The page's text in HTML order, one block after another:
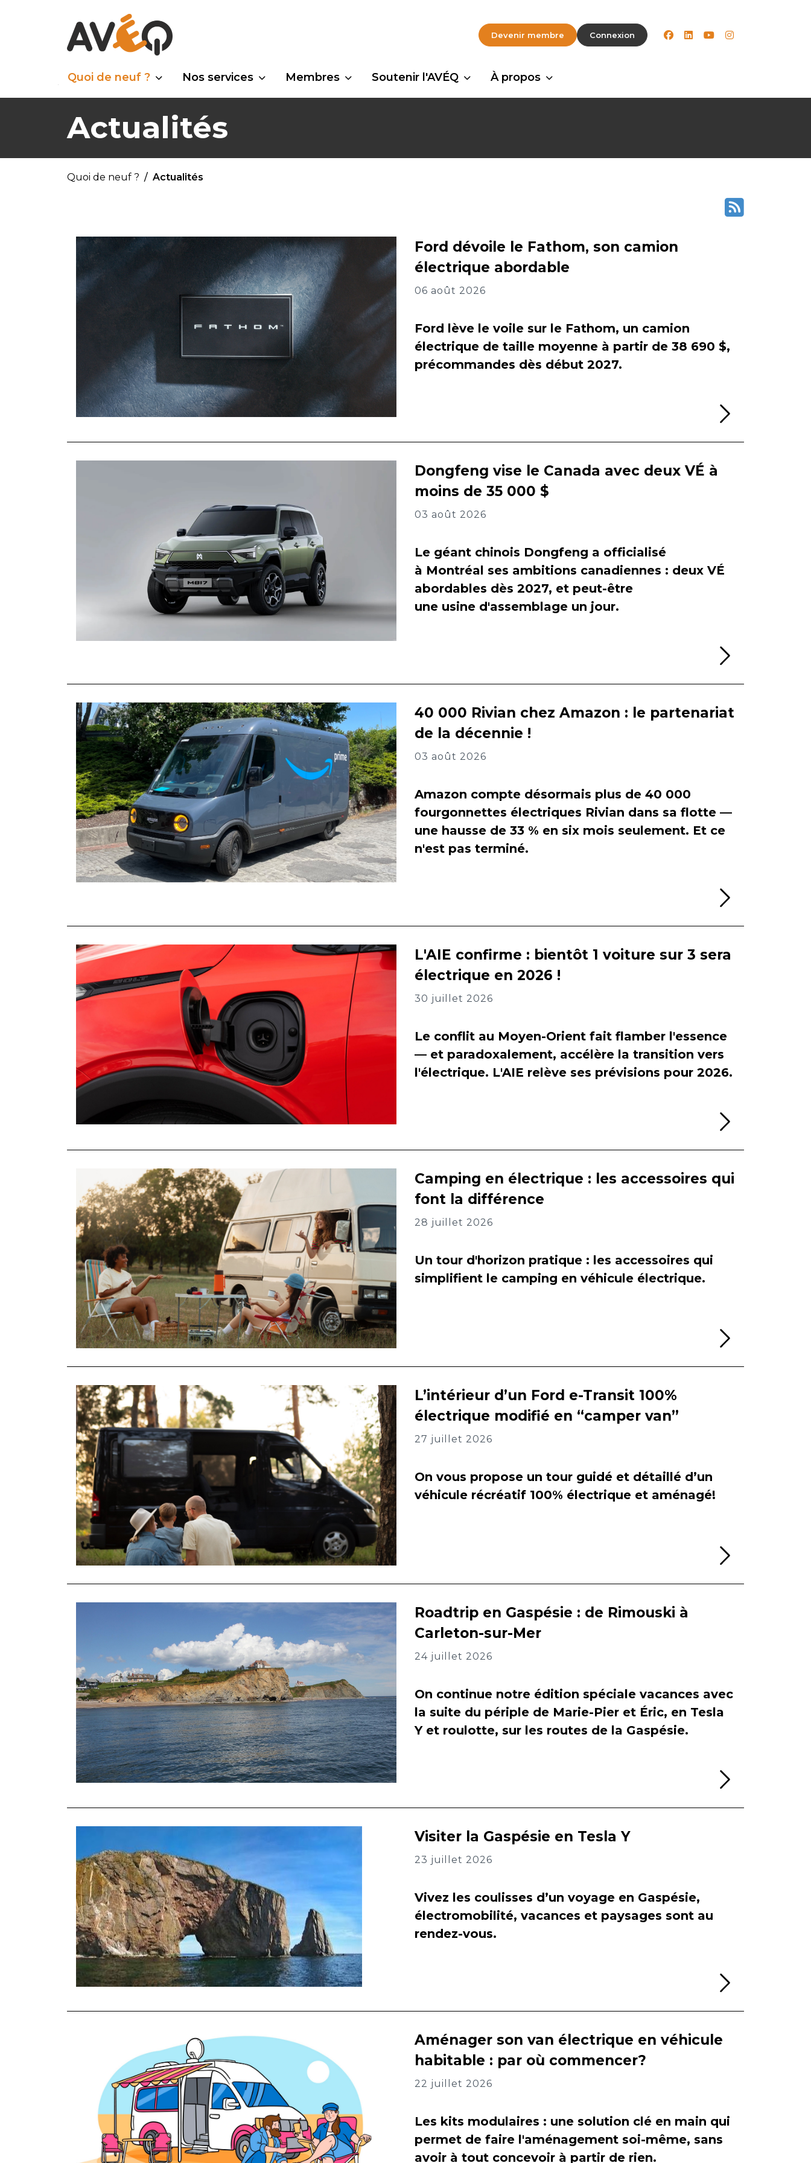
Devenir membre Connexion facebook
linkedinyoutubeinstagram
Quoi de neuf ? Nos services Membres Soutenir l'AVÉQ À propos
Actualités
Quoi de neuf ? Actualités
Ford dévoile le Fathom, son camion
électrique abordable
06 août 2026
Ford lève le voile sur le Fathom, un camion
électrique de taille moyenne à partir de 38 690 $,
précommandes dès début 2027.
Dongfeng vise le Canada avec deux VÉ à
moins de 35 000 $
03 août 2026
Le géant chinois Dongfeng a officialisé
à Montréal ses ambitions canadiennes : deux VÉ
abordables dès 2027, et peut-être
une usine d'assemblage un jour.
40 000 Rivian chez Amazon : le partenariat
de la décennie !
03 août 2026
Amazon compte désormais plus de 40 000
fourgonnettes électriques Rivian dans sa flotte —
une hausse de 33 % en six mois seulement. Et ce
n'est pas terminé.
L'AIE confirme : bientôt 1 voiture sur 3 sera
électrique en 2026 !
30 juillet 2026
Le conflit au Moyen-Orient fait flamber l'essence
— et paradoxalement, accélère la transition vers
l'électrique. L'AIE relève ses prévisions pour 2026.
Camping en électrique : les accessoires qui
font la différence
28 juillet 2026
Un tour d'horizon pratique : les accessoires qui
simplifient le camping en véhicule électrique.
L’intérieur d’un Ford e-Transit 100%
électrique modifié en “camper van”
27 juillet 2026
On vous propose un tour guidé et détaillé d’un
véhicule récréatif 100% électrique et aménagé!
Roadtrip en Gaspésie : de Rimouski à
Carleton-sur-Mer
24 juillet 2026
On continue notre édition spéciale vacances avec
la suite du périple de Marie-Pier et Éric, en Tesla
Y et roulotte, sur les routes de la Gaspésie.
Visiter la Gaspésie en Tesla Y
23 juillet 2026
Vivez les coulisses d’un voyage en Gaspésie,
électromobilité, vacances et paysages sont au
rendez-vous.
Aménager son van électrique en véhicule
habitable : par où commencer?
22 juillet 2026
Les kits modulaires : une solution clé en main qui
permet de faire l'aménagement soi-même, sans
avoir à tout concevoir à partir de rien.